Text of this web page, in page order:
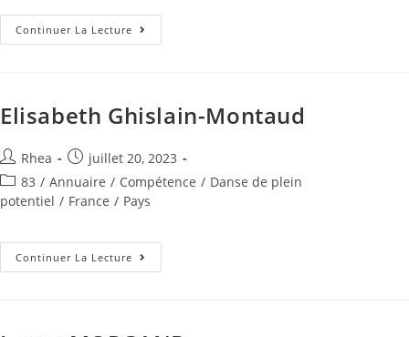
Continuer La Lecture
Elisabeth Ghislain-Montaud
Rhea
juillet 20, 2023
83 / Annuaire / Compétence / Danse de plein
potentiel / France / Pays
Continuer La Lecture